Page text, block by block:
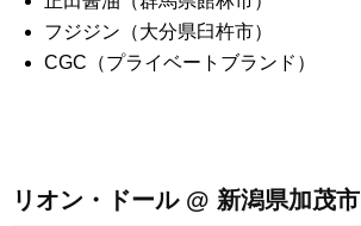
フジジン（大分県臼杵市）
CGC（プライベートブランド）
リオン・ドール @ 新潟県加茂市